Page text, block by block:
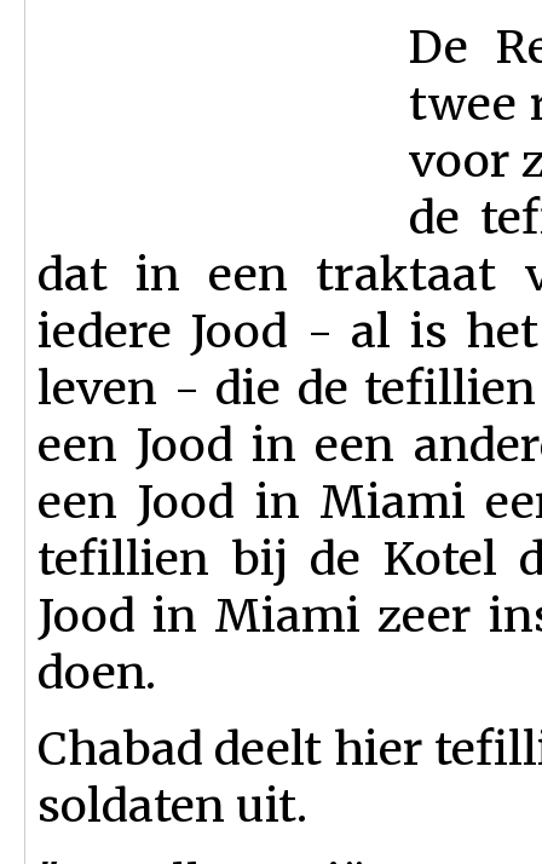
De
twee
voor
de
dat in een traktaat
iedere Jood - al is
leven - die de
een Jood in een
een Jood in Miami
tefillien bij de Kotel
Jood in Miami zeer
doen.
Chabad deelt hier
soldaten uit.